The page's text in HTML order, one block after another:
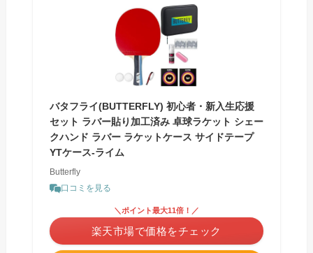
バタフライ(BUTTERFLY) 初心者・新入生応援
セット ラバー貼り加工済み 卓球ラケット シェー
クハンド ラバー ラケットケース サイドテープ
YTケース-ライム
Butterfly
口コミを見る
＼ポイント最大11倍！／
楽天市場で価格をチェック